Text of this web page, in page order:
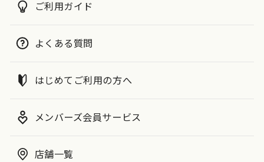
ご利用ガイド
よくある質問
はじめてご利用の方へ
メンバーズ会員サービス
店舗一覧